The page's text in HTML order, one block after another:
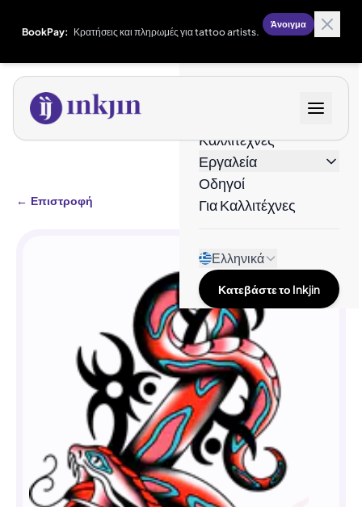
BookPay: Κρατήσεις και πληρωμές για tattoo artists.
Άνοιγμα
Καλλιτέχνες
Εργαλεία
Οδηγοί
Για Καλλιτέχνες
Ελληνικά
Κατεβάστε το Inkjin
← Επιστροφή